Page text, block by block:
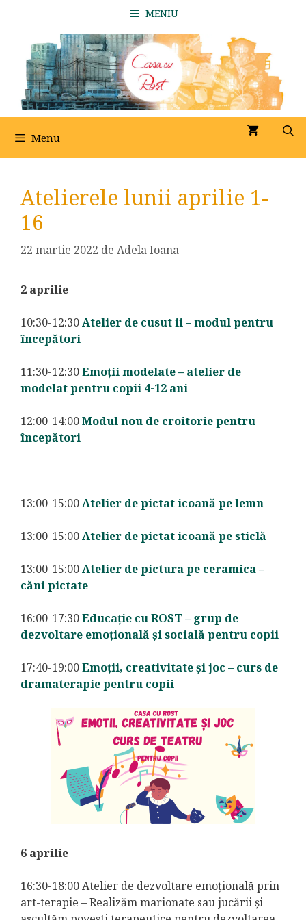
conținut
MENIU
Menu
Atelierele lunii aprilie 1-
16
22 martie 2022 de Adela Ioana
2 aprilie
10:30-12:30Atelier de cusut ii – modul pentru
începători
11:30-12:30Emoții modelate – atelier de
modelat pentru copii 4-12 ani
12:00-14:00Modul nou de croitorie pentru
începători
13:00-15:00Atelier de pictat icoană pe lemn
13:00-15:00Atelier de pictat icoană pe sticlă
13:00-15:00Atelier de pictura pe ceramica –
căni pictate
16:00-17:30Educație cu ROST – grup de
dezvoltare emoțională și socială pentru copii
17:40-19:00Emoții, creativitate și joc – curs de
dramaterapie pentru copii
6 aprilie
16:30-18:00 Atelier de dezvoltare emoțională prin
art-terapie – Realizăm marionate sau jucării și